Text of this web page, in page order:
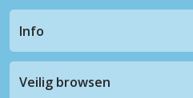
Info
Veilig browsen